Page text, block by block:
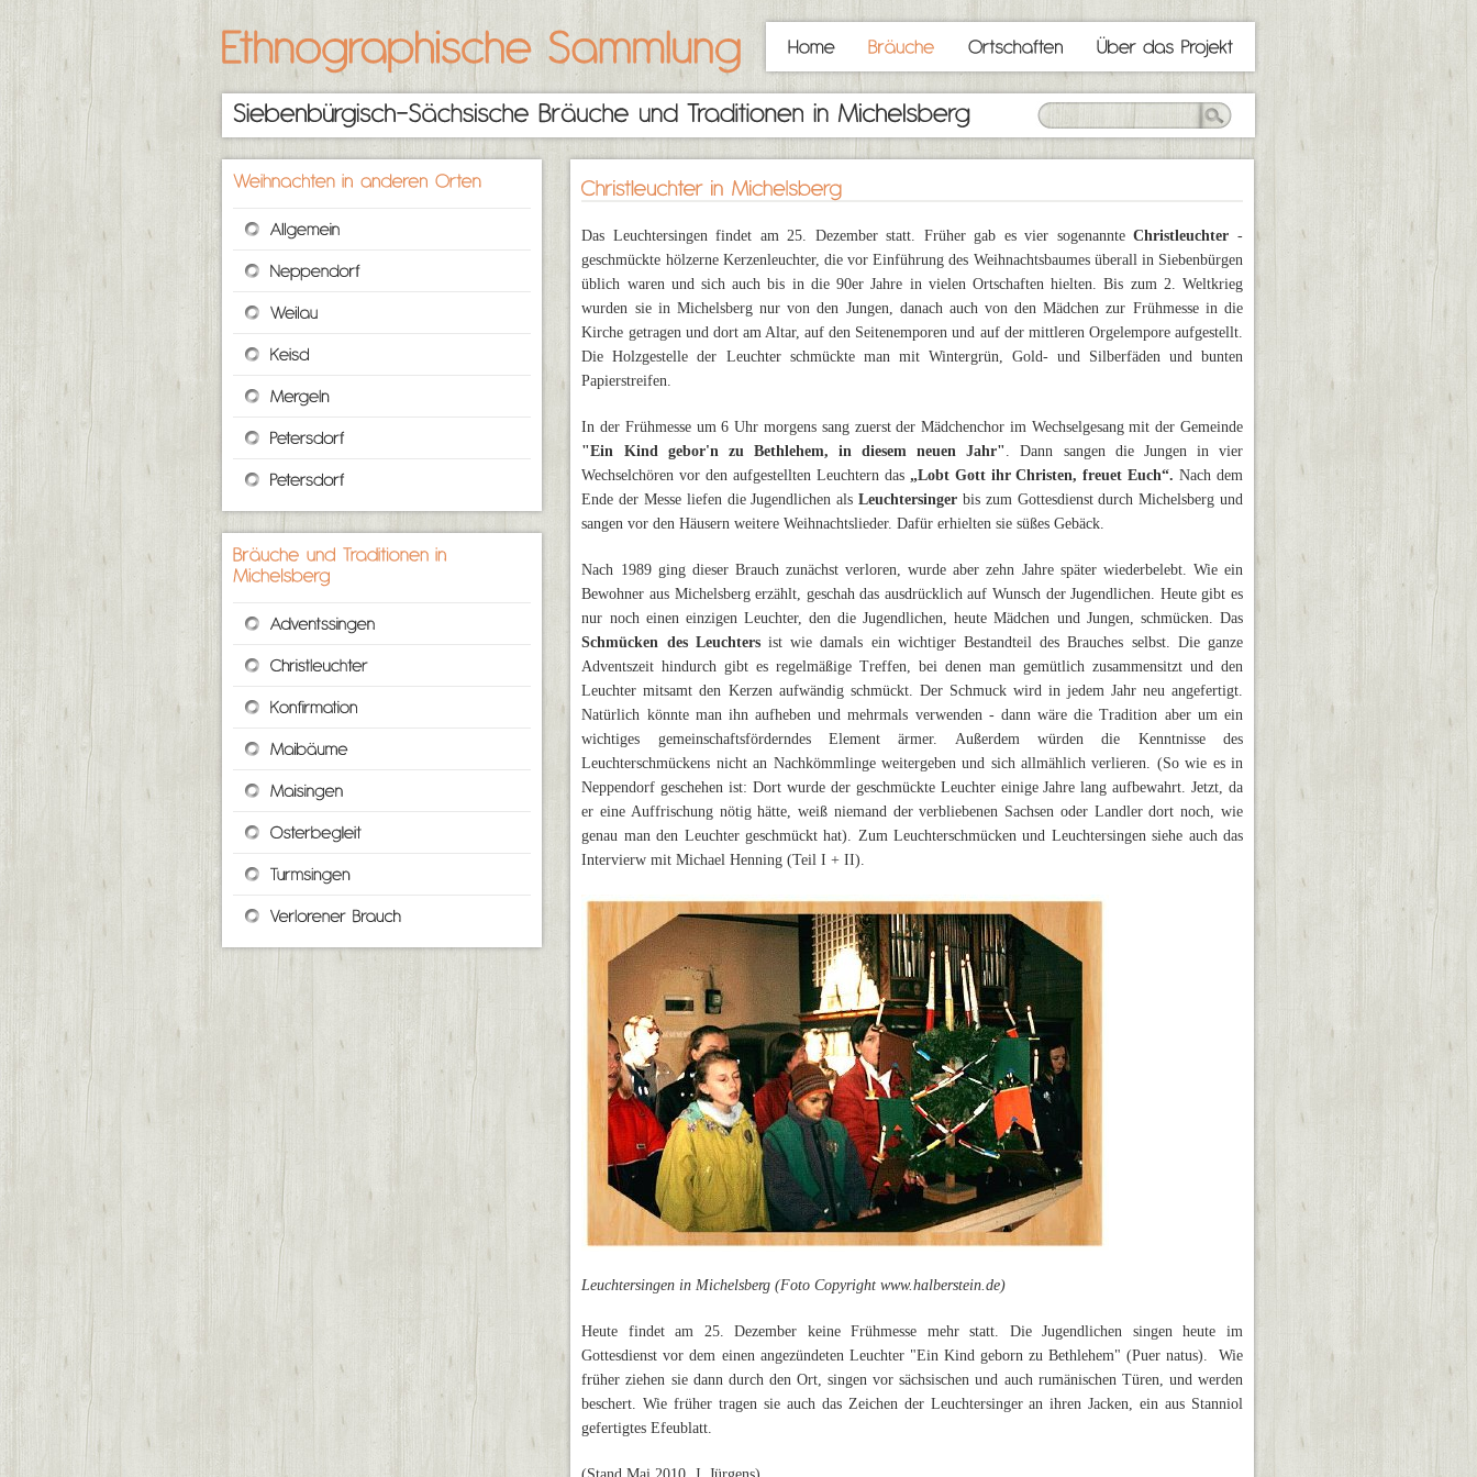
Das Leuchtersingen findet am 25. Dezember statt. Früher gab es vier sogenannteChristleuchter -
geschmückte hölzerne Kerzenleuchter, die vor Einführung des Weihnachtsbaumes überall in Siebenbürgen
üblich waren und sich auch bis in die 90er Jahre in vielen Ortschaften hielten. Bis zum 2. Weltkrieg
wurden sie in Michelsberg nur von den Jungen, danach auch von den Mädchen zur Frühmesse in die
Kirche getragen und dort am Altar, auf den Seitenemporen und auf der mittleren Orgelempore aufgestellt.
Die Holzgestelle der Leuchter schmückte man mit Wintergrün, Gold- und Silberfäden und bunten
Papierstreifen.
In der Frühmesse um 6 Uhr morgens sang zuerst der Mädchenchor im Wechselgesang mit der Gemeinde
"Ein Kind gebor'n zu Bethlehem, in diesem neuen Jahr". Dann sangen die Jungen in vier
Wechselchören vor den aufgestellten Leuchtern das „Lobt Gott ihr Christen, freuet Euch“.Nach dem
Ende der Messe liefen die Jugendlichen alsLeuchtersinger bis zum Gottesdienst durch Michelsberg und
sangen vor den Häusern weitere Weihnachtslieder. Dafür erhielten sie süßes Gebäck.
Nach 1989 ging dieser Brauch zunächst verloren, wurde aber zehn Jahre später wiederbelebt. Wie ein
Bewohner aus Michelsberg erzählt, geschah das ausdrücklich auf Wunsch der Jugendlichen. Heute gibt es
nur noch einen einzigen Leuchter, den die Jugendlichen, heute Mädchen und Jungen, schmücken. Das
Schmücken des Leuchtersist wie damals ein wichtiger Bestandteil des Brauches selbst. Die ganze
Adventszeit hindurch gibt es regelmäßige Treffen, bei denen man gemütlich zusammensitzt und den
Leuchter mitsamt den Kerzen aufwändig schmückt. Der Schmuck wird in jedem Jahr neu angefertigt.
Natürlich könnte man ihn aufheben und mehrmals verwenden - dann wäre die Tradition aber um ein
wichtiges gemeinschaftsförderndes Element ärmer. Außerdem würden die Kenntnisse des
Leuchterschmückens nicht an Nachkömmlinge weitergeben und sich allmählich verlieren. (So wie es in
Neppendorf geschehen ist: Dort wurde der geschmückte Leuchter einige Jahre lang aufbewahrt. Jetzt, da
er eine Auffrischung nötig hätte, weiß niemand der verbliebenen Sachsen oder Landler dort noch, wie
genau man den Leuchter geschmückt hat). Zum Leuchterschmücken und Leuchtersingen siehe auch das
Intervierw mit Michael Henning (Teil I + II).
Leuchtersingen in Michelsberg (Foto Copyright www.halberstein.de)
Heute findet am 25. Dezember keine Frühmesse mehr statt. Die Jugendlichen singen heute im
Gottesdienst vor dem einen angezündeten Leuchter "Ein Kind geborn zu Bethlehem" (Puer natus). Wie
früher ziehen sie dann durch den Ort, singen vor sächsischen und auch rumänischen Türen, und werden
beschert. Wie früher tragen sie auch das Zeichen der Leuchtersinger an ihren Jacken, ein aus Stanniol
gefertigtes Efeublatt.